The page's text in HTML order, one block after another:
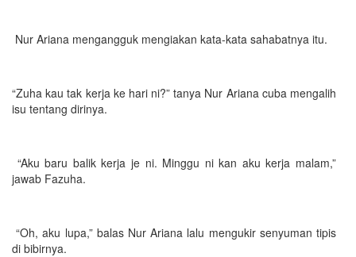
Nur Ariana mengangguk mengiakan kata-kata sahabatnya itu.
“Zuha kau tak kerja ke hari ni?” tanya Nur Ariana cuba mengalih
isu tentang dirinya.
“Aku baru balik kerja je ni. Minggu ni kan aku kerja malam,”
jawab Fazuha.
“Oh, aku lupa,” balas Nur Ariana lalu mengukir senyuman tipis
di bibirnya.